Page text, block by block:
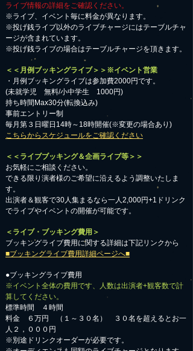
ライブ情報の詳細をご確認ください。
※ライブ、イベント毎に料金が異なります。
※投げ銭ライブ以外のライブチャージにはテーブルチャ
ージが含まれています。
※投げ銭ライブの場合はテーブルチャージを頂きます。
＜＜月例ブッキングライブ＞＞※イベント営業
・月例ブッキングライブは参加費2000円です。
​(未就学児 無料/小中学生 1000円)
持ち時間Max30分(転換込み)
事前エントリー制
毎月第３日曜日14時～18時開催(※変更の場合あり)
こちらからスケジュールをご確認ください
＜＜ライブブッキング＆企画ライブ等＞＞
お気軽にご相談ください。​
​できる限り演者様のご希望に沿えるよう調整いたしま
す。
出演者＆観客で30人集まるなら一人2,000円+1ドリンク
でライブやイベントの開催が可能です。
＜ライブ・ブッキング費用＞
ブッキングライブ費用に関する詳細は下記リンクから
■ブッキングライブ費用詳細ページへ■
●ブッキングライブ費用
※イベント全体の費用です、人数は出演者+観客数で計
算してください。
標準時間 ４時間
料金 ６万円 （１～３０名） ３０名を超えるとお一
人２，０００円
※別途ドリンクオーダーが必要です。